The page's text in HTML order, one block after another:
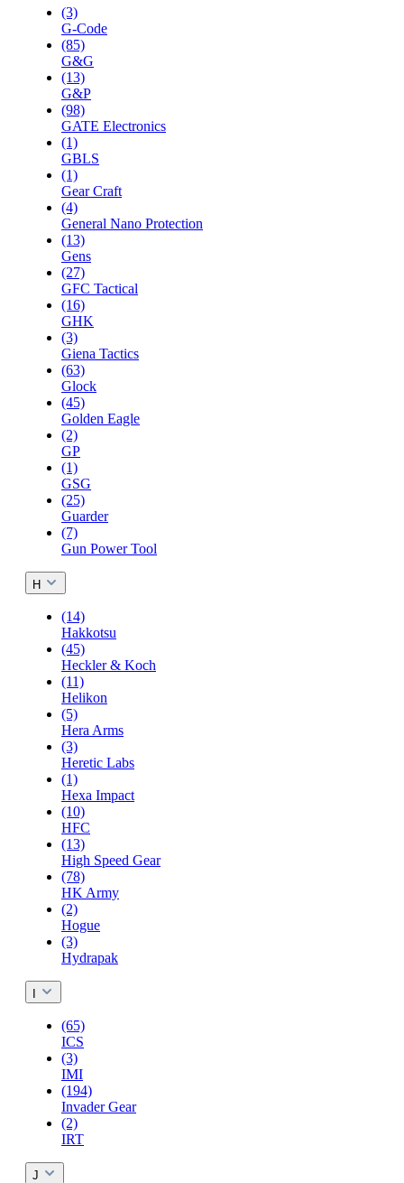
(3)
G-Code
(85)
G&G
(13)
G&P
(98)
GATE Electronics
(1)
GBLS
(1)
Gear Craft
(4)
General Nano Protection
(13)
Gens
(27)
GFC Tactical
(16)
GHK
(3)
Giena Tactics
(63)
Glock
(45)
Golden Eagle
(2)
GP
(1)
GSG
(25)
Guarder
(7)
Gun Power Tool
H
(14)
Hakkotsu
(45)
Heckler & Koch
(11)
Helikon
(5)
Hera Arms
(3)
Heretic Labs
(1)
Hexa Impact
(10)
HFC
(13)
High Speed Gear
(78)
HK Army
(2)
Hogue
(3)
Hydrapak
(65)
ICS
(3)
IMI
(194)
Invader Gear
(2)
IRT
J